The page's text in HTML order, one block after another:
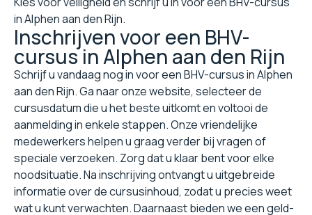
in Alphen aan den Rijn.
Inschrijven voor een BHV-
cursus in Alphen aan den Rijn
Schrijf u vandaag nog in voor een BHV-cursus in Alphen
aan den Rijn. Ga naar onze website, selecteer de
cursusdatum die u het beste uitkomt en voltooi de
aanmelding in enkele stappen. Onze vriendelijke
medewerkers helpen u graag verder bij vragen of
speciale verzoeken. Zorg dat u klaar bent voor elke
noodsituatie. Na inschrijving ontvangt u uitgebreide
informatie over de cursusinhoud, zodat u precies weet
wat u kunt verwachten. Daarnaast bieden we een geld-